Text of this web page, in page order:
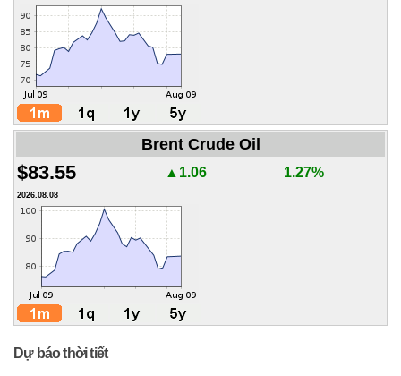
Brent Crude Oil
$83.55 ▲1.06 1.27%
2026.08.08
Dự báo thời tiết